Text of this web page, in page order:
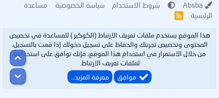
شروط الاستخدام سياسة الخصوصية
مساعدة
الرئيسية
R
هذا الموقع يستخدم ملفات تعريف الارتباط (الكوكيز ) للمساعدة في تخصيص
المحتوى وتخصيص تجربتك والحفاظ على تسجيل دخولك إذا قمت بالتسجيل.
من خلال الاستمرار في استخدام هذا الموقع، فإنك توافق على استخدامنا
لملفات تعريف الارتباط.
موافق
معرفة المزيد…
أعلى